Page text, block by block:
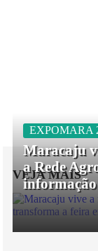
VEJA MAIS
EXPOMARA
Maracaju
a Rede
informação